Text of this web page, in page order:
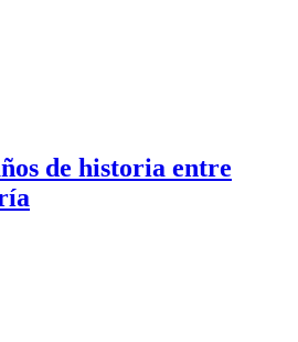
de historia entre